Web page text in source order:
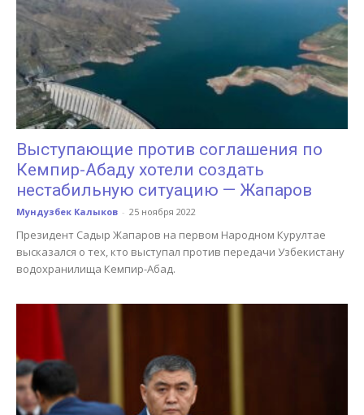
Выступающие против соглашения по
Кемпир-Абаду хотели создать
нестабильную ситуацию — Жапаров
Мундузбек Калыков - 25 ноября 2022
Президент Садыр Жапаров на первом Народном Курултае
высказался о тех, кто выступал против передачи Узбекистану
водохранилища Кемпир-Абад.